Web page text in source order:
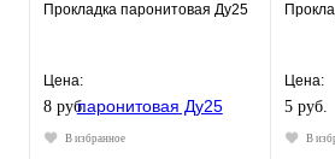
Прокладка паронитовая Ду25
Цена:
8 руб.
В избранное
Цена:
5 руб.
В